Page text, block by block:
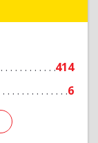
414
6
Подробнее